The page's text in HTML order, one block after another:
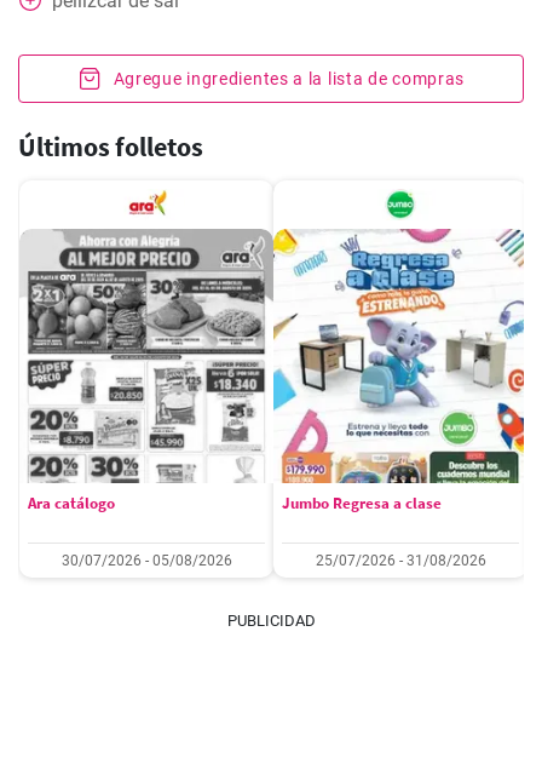
Agregue ingredientes a la lista de compras
Últimos folletos
Ara catálogo
30/07/2026 - 05/08/2026
Jumbo Regresa a clase
25/07/2026 - 31/08/2026
PUBLICIDAD